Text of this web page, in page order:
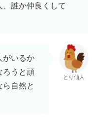
誰か仲良くして
がいるか
ろうと頑
自然と
とり仙人